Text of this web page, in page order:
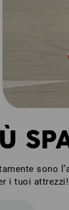
sono
i tuoi attrezzi!